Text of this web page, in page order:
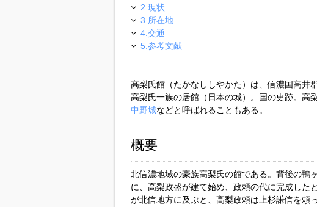
2.現状
3.所在地
4.交通
5.参考文献
高梨氏館（たかなししやかた）は、信濃国高井
高梨氏一族の居館（日本の城）。国の史跡。高
中野城などと呼ばれることもある。
概要
北信濃地域の豪族高梨氏の館である。背後の鴨
に、高梨政盛が建て始め、政頼の代に完成した
が北信地方に及ぶと、高梨政頼は上杉謙信を頼